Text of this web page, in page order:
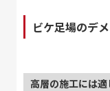
ビケ足場のデ
高層の施工には